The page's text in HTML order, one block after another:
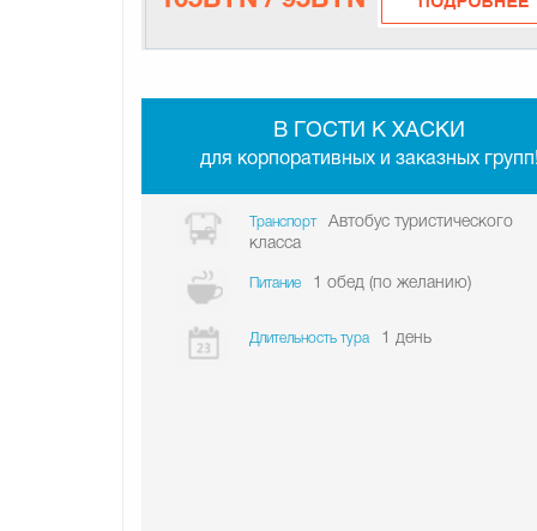
В ГО­СТИ К ХАСКИ
для корпоративных и заказных
Транспорт
Автобус туристического
класса
Питание 1 обед (по желанию)
Длительность тура 1 день